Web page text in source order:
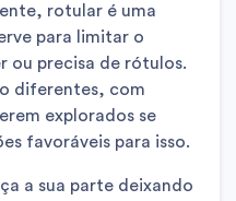
rotular é uma
para limitar o
ou precisa de rótulos.
diferentes, com
explorados se
favoráveis para isso.
a sua parte deixando